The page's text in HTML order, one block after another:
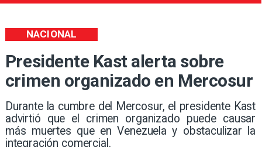
Presidente Kast alerta sobre
crimen organizado en Mercosur
Durante la cumbre del Mercosur, el presidente Kast
advirtió que el crimen organizado puede causar
más muertes que en Venezuela y obstaculizar la
integración comercial.
NACIONAL